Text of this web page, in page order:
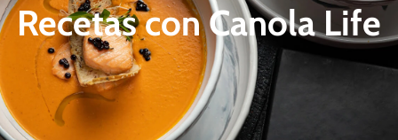
Recetas con Canola Life